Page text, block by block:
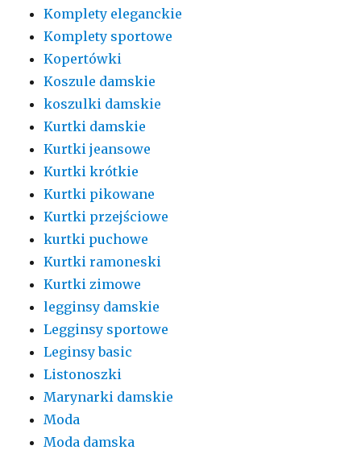
Komplety eleganckie
Komplety sportowe
Kopertówki
Koszule damskie
koszulki damskie
Kurtki damskie
Kurtki jeansowe
Kurtki krótkie
Kurtki pikowane
Kurtki przejściowe
kurtki puchowe
Kurtki ramoneski
Kurtki zimowe
legginsy damskie
Legginsy sportowe
Leginsy basic
Listonoszki
Marynarki damskie
Moda
Moda damska